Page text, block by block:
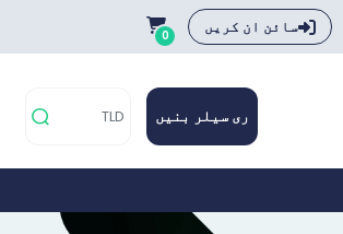
سائن ان کریں 0
ری سیلر بنیں